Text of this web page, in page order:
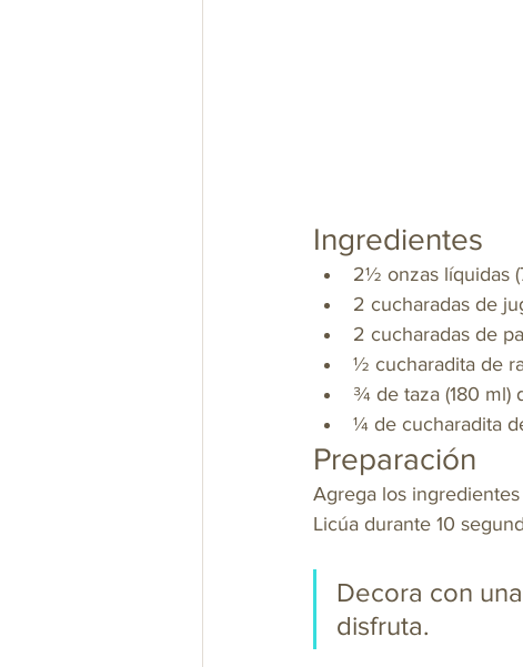
Ingredientes
2½ onzas líquidas
2 cucharadas de
2 cucharadas de
½ cucharadita de
¾ de taza (180 ml)
¼ de cucharadita
Preparación
Agrega los
Licúa durante 10
Decora con
disfruta.